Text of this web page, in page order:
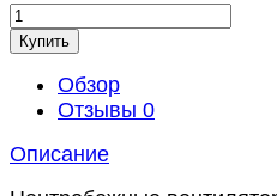
Купить
Обзор
Отзывы 0
Описание